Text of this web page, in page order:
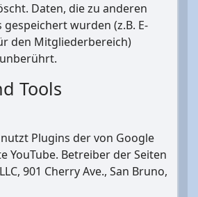
Daten, die zu anderen
gespeichert wurden (z.B. E-
den Mitgliederbereich)
Tools
Plugins der von Google
YouTube. Betreiber der Seiten
901 Cherry Ave., San Bruno,